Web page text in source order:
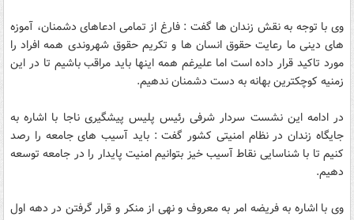
وی با توجه به نقش زندان ها گفت : فارغ از تمامی ادعاهای دشمنان، آموزه
های دینی ما رعایت حقوق انسان ها و تکریم حقوق شهروندی همه افراد را
مورد تاکید قرار داده است اما علیرغم همه اینها باید مراقب باشیم تا در این
زمنیه کوچکترین بهانه به دست دشمنان ندهیم.
در ادامه این نشست سردار شرفی رئیس پلیس پیشگیری ناجا با اشاره به
جایگاه زندان در نظام امنیتی کشور گفت : باید آسیب های جامعه را رصد
کنیم تا با شناسایی نقاط آسیب خیز بتوانیم امنیت پایدار را در جامعه توسعه
دهیم.
وی با اشاره به فریضه امر به معروف و نهی از منکر و قرار گرفتن در دهه اول